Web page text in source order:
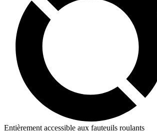
Entièrement accessible aux fauteuils roulants